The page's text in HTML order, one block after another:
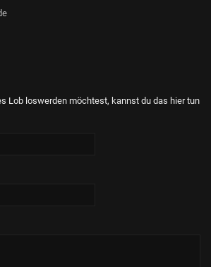
Lob loswerden möchtest, kannst du das hier tun